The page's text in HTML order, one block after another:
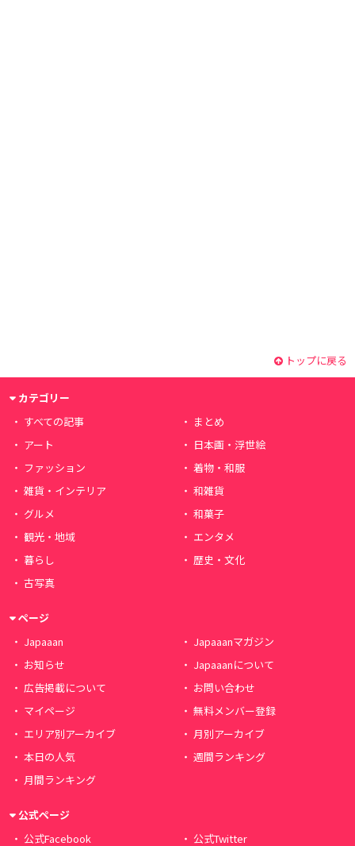
トップに戻る
カテゴリー
すべての記事
まとめ
アート
日本画・浮世絵
ファッション
着物・和服
雑貨・インテリア
和雑貨
グルメ
和菓子
観光・地域
エンタメ
暮らし
歴史・文化
古写真
ページ
Japaaan
Japaaanマガジン
お知らせ
Japaaanについて
広告掲載について
お問い合わせ
マイページ
無料メンバー登録
エリア別アーカイブ
月別アーカイブ
本日の人気
週間ランキング
月間ランキング
公式ページ
公式Facebook
公式Twitter